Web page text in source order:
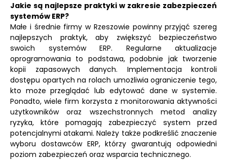
Jakie są najlepsze praktyki w zakresie zabezpieczeń
systemów ERP?
Małe i średnie firmy w Rzeszowie powinny przyjąć szereg
najlepszych praktyk, aby zwiększyć bezpieczeństwo
swoich systemów ERP. Regularne aktualizacje
oprogramowania to podstawa, podobnie jak tworzenie
kopii zapasowych danych. Implementacja kontroli
dostępu opartych na rolach umożliwia ograniczenie tego,
kto może przeglądać lub edytować dane w systemie.
Ponadto, wiele firm korzysta z monitorowania aktywności
użytkowników oraz wszechstronnych metod analizy
ryzyka, które pomagają zabezpieczyć system przed
potencjalnymi atakami. Należy także podkreślić znaczenie
wyboru dostawców ERP, którzy gwarantują odpowiedni
poziom zabezpieczeń oraz wsparcia technicznego.